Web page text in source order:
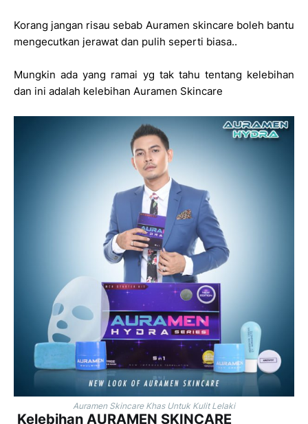
Korang jangan risau sebab Auramen skincare boleh bantu
mengecutkan jerawat dan pulih seperti biasa..
Mungkin ada yang ramai yg tak tahu tentang kelebihan
dan ini adalah kelebihan Auramen Skincare
Auramen Skincare Khas Untuk Kulit Lelaki
Kelebihan AURAMEN SKINCARE